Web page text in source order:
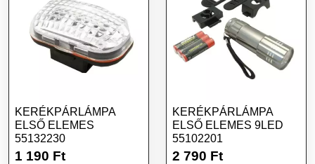
KERÉKPÁRLÁMPA
ELSŐ ELEMES
55132230
1 190 Ft
KERÉKPÁRLÁMPA
ELSŐ ELEMES 9LED
55102201
2 790 Ft